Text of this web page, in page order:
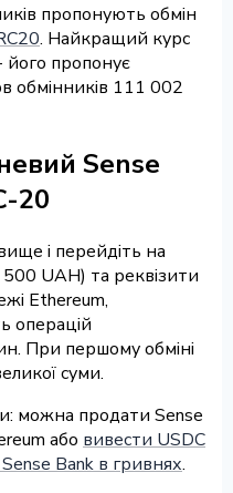
пропонують обмін
. Найкращий курс
його пропонує
обмінників 111 002
Sense
20
і перейдіть на
500 UAH) та реквізити
Ethereum,
операцій
При першому обміні
суми.
можна продати Sense
або вивести USDC
Bank в гривнях.